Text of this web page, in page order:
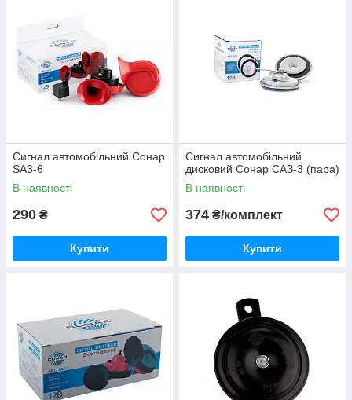
Сигнал автомобільний Сонар
SA3-6
В наявності
290 ₴
Купити
Сигнал автомобільний
дисковий Сонар САЗ-3 (пара)
В наявності
374 ₴/комплект
Купити